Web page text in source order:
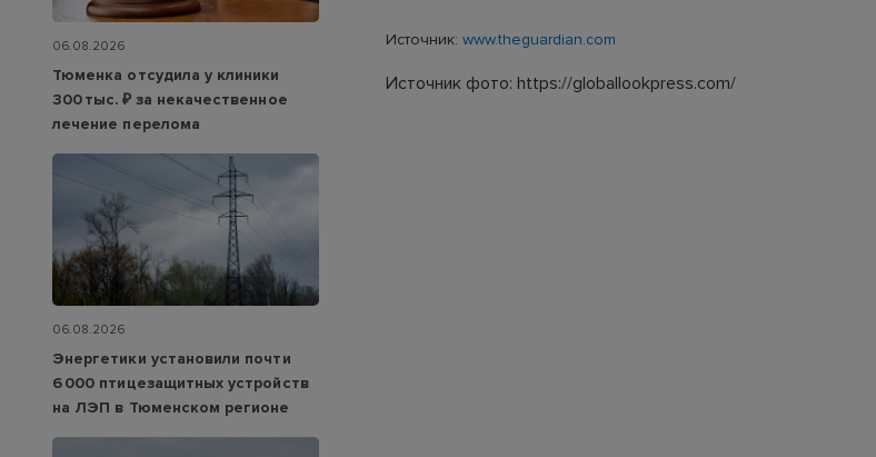
Источник: www.theguardian.com
Источник фото: https://globallookpress.com/
06.08.2026
Тюменка отсудила у клиники
300 тыс. ₽ за некачественное
лечение перелома
06.08.2026
Энергетики установили почти
6 000 птицезащитных устройств
на ЛЭП в Тюменском регионе